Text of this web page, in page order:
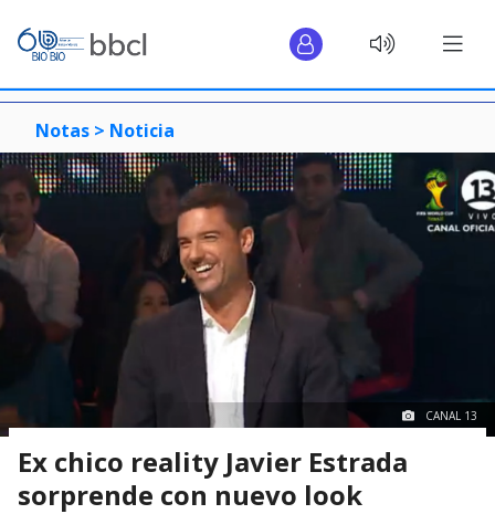
Notas > Noticia
CANAL 13
Ex chico reality Javier Estrada
sorprende con nuevo look